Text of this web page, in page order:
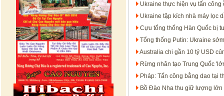
Ukraine thực hiện vụ tấn công
Ukraine tập kích nhà máy lọc
Cựu tổng thống Hàn Quốc bị
Tổng thống Putin: Ukraine
Australia chi gần 10 tỷ USD
Rừng nhân tạo Trung Quốc
Pháp: Tấn công bằng dao tại
Bồ Đào Nha thu giữ lượng